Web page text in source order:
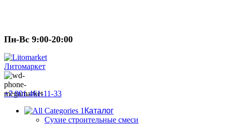
Пн-Вс 9:00-20:00
+7 901 461-11-33
Каталог
Сухие строительные смеси